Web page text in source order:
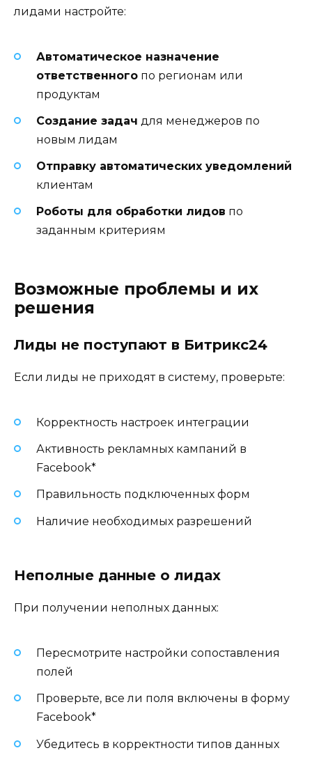
лидами настройте:
Автоматическое назначение
ответственного по регионам или
продуктам
Создание задач для менеджеров по
новым лидам
Отправку автоматических уведомлений
клиентам
Роботы для обработки лидов по
заданным критериям
Возможные проблемы и их
решения
Лиды не поступают в Битрикс24
Если лиды не приходят в систему, проверьте:
Корректность настроек интеграции
Активность рекламных кампаний в
Facebook*
Правильность подключенных форм
Наличие необходимых разрешений
Неполные данные о лидах
При получении неполных данных:
Пересмотрите настройки сопоставления
полей
Проверьте, все ли поля включены в форму
Facebook*
Убедитесь в корректности типов данных